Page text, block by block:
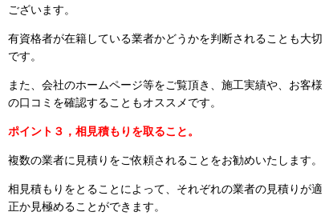
ございます。
有資格者が在籍している業者かどうかを判断されることも大切
です。
また、会社のホームページ等をご覧頂き、施工実績や、お客様
の口コミを確認することもオススメです。
ポイント３，相見積もりを取ること。
複数の業者に見積りをご依頼されることをお勧めいたします。
相見積もりをとることによって、それぞれの業者の見積りが適
正か見極めることができます。